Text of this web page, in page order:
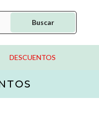
Buscar
DESCUENTOS